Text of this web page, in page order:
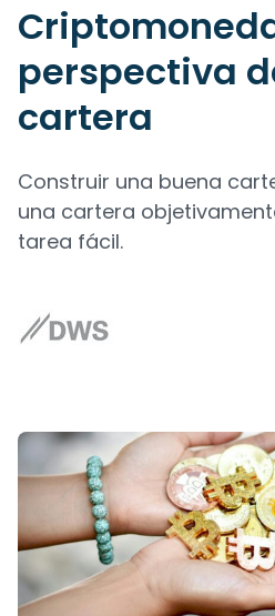
perspectiva
cartera
Construir una buena
una cartera
tarea fácil.